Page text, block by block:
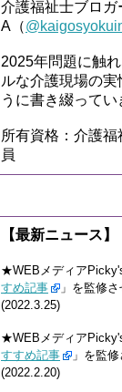
介護福祉士ブロガ
A（
2025年問題に触
ルな介護現場の
うに書き綴ってい
所有資格：介護
員
【最新ニュース】
★WEBメディア
すめ記事
」を監修
(2022.3.25)
★WEBメディア
すすめ記事
」を監
(2022.2.20)